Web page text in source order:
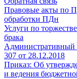
Правовые акты по
обработки ПДн
Услуги по
брака
307 от 28.12.2018
Приказ: Об
и ведения